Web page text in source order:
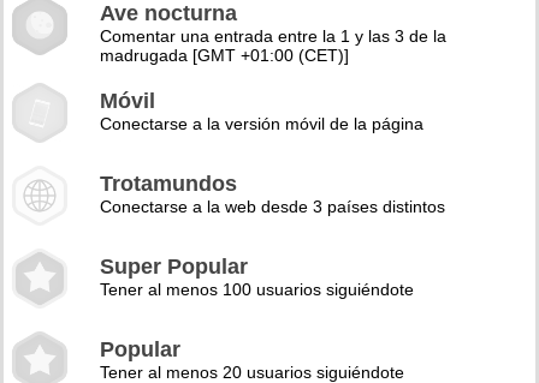
Ave nocturna
Comentar una entrada entre la 1 y las 3 de la
madrugada [GMT +01:00 (CET)]
Móvil
Conectarse a la versión móvil de la página
Trotamundos
Conectarse a la web desde 3 países distintos
Super Popular
Tener al menos 100 usuarios siguiéndote
Popular
Tener al menos 20 usuarios siguiéndote